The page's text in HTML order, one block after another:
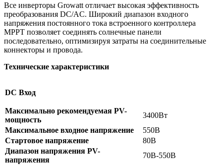
Все инверторы Growatt отличает высокая эффективность
преобразования DC/AC. Широкий диапазон входного
напряжения постоянного тока встроенного контроллера
МРРТ позволяет соединять солнечные панели
последовательно, оптимизируя затраты на соединительные
коннекторы и провода.
Технические характеристики
DC Вход
Максимально рекомендуемая PV-
мощность
3400Вт
Максимальное входное напряжение
550В
Стартовое напряжение
80В
Диапазон напряжения PV-
напряжения
70В-550В